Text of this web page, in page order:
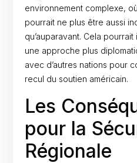
environnement complexe,
pourrait ne plus être aussi
qu’auparavant. Cela
une approche plus
avec d’autres nations pour
recul du soutien américain.
Les
pour la
Régionale